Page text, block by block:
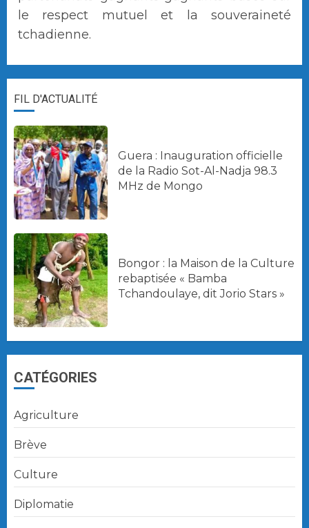
le respect mutuel et la souveraineté
tchadienne.
FIL D'ACTUALITÉ
Guera : Inauguration officielle
de la Radio Sot-Al-Nadja 98.3
MHz de Mongo
Bongor : la Maison de la Culture
rebaptisée « Bamba
Tchandoulaye, dit Jorio Stars »
CATÉGORIES
Agriculture
Brève
Culture
Diplomatie